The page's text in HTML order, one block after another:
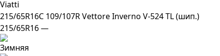
Viatti
215/65R16C 109/107R Vettore Inverno V-524 TL (шип.)
215/65R16 —